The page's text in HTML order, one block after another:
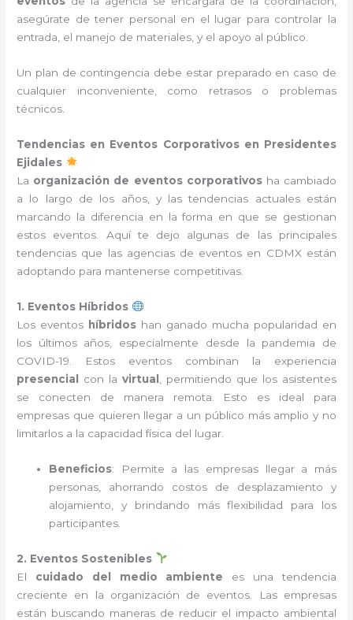
asegúrate de tener personal en el lugar para controlar la
entrada, el manejo de materiales, y el apoyo al público.
Un plan de contingencia debe estar preparado en caso de
cualquier inconveniente, como retrasos o problemas
técnicos.
Tendencias en Eventos Corporativos en Presidentes
Ejidales
La organización de eventos corporativosha cambiado
a lo largo de los años, y las tendencias actuales están
marcando la diferencia en la forma en que se gestionan
estos eventos. Aquí te dejo algunas de las principales
tendencias que las agencias de eventos en CDMX están
adoptando para mantenerse competitivas.
1. Eventos Híbridos
Los eventos híbridos han ganado mucha popularidad en
los últimos años, especialmente desde la pandemia de
COVID-19. Estos eventos combinan la experiencia
presencial
con lavirtual
, permitiendo que los asistentes
se conecten de manera remota. Esto es ideal para
empresas que quieren llegar a un público más amplio y no
limitarlos a la capacidad física del lugar.
Beneficios: Permite a las empresas llegar a más
personas, ahorrando costos de desplazamiento y
alojamiento, y brindando más flexibilidad para los
participantes.
2. Eventos Sostenibles
El cuidado del medio ambiente es una tendencia
creciente en la organización de eventos. Las empresas
están buscando maneras de reducir el impacto ambiental